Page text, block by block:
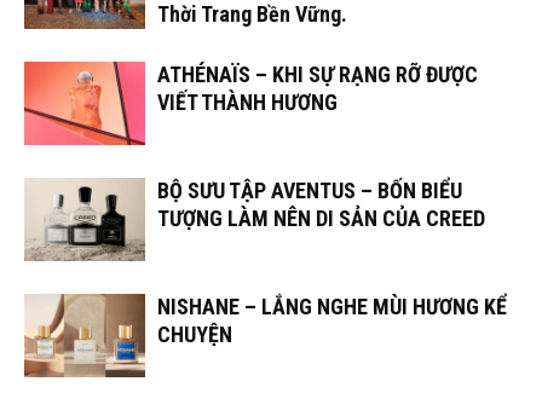
Thời Trang Bền Vững.
ATHÉNAÏS – KHI SỰ RẠNG RỠ ĐƯỢC
VIẾT THÀNH HƯƠNG
BỘ SƯU TẬP AVENTUS – BỐN BIỂU
TƯỢNG LÀM NÊN DI SẢN CỦA CREED
NISHANE – LẮNG NGHE MÙI HƯƠNG KỂ
CHUYỆN